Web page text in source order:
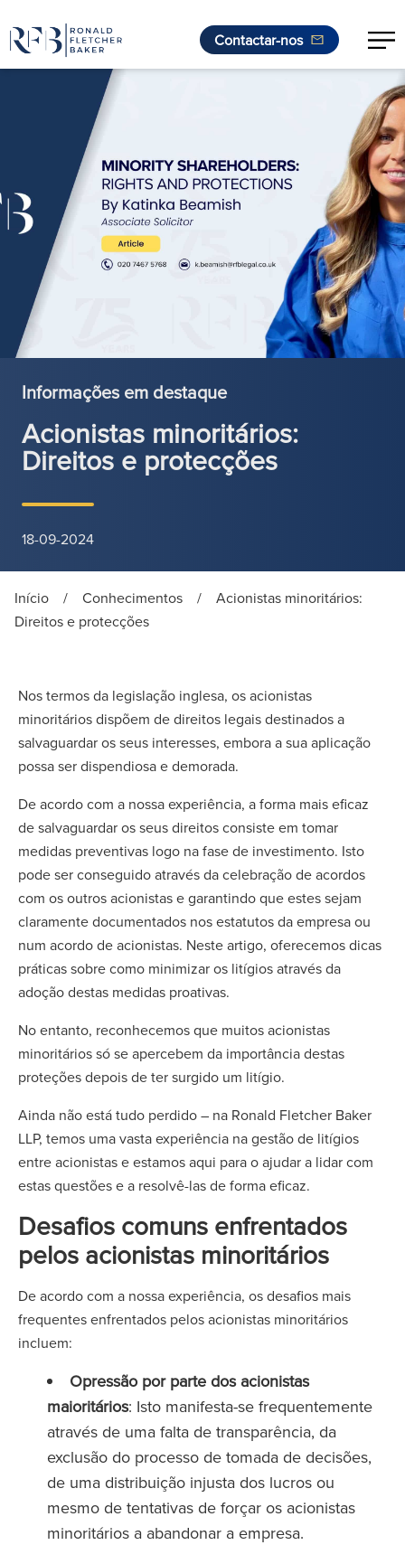
Saltar para o conteúdo
Contactar-nos
Informações em destaque
Acionistas minoritários:
Direitos e protecções
18-09-2024
Início / Conhecimentos /
Acionistas minoritários:
Direitos e protecções
Nos termos da legislação inglesa, os acionistas
minoritários dispõem de direitos legais destinados a
salvaguardar os seus interesses, embora a sua aplicação
possa ser dispendiosa e demorada.
De acordo com a nossa experiência, a forma mais eficaz
de salvaguardar os seus direitos consiste em tomar
medidas preventivas logo na fase de investimento. Isto
pode ser conseguido através da celebração de acordos
com os outros acionistas e garantindo que estes sejam
claramente documentados nos estatutos da empresa ou
num acordo de acionistas. Neste artigo, oferecemos dicas
práticas sobre como minimizar os litígios através da
adoção destas medidas proativas.
No entanto, reconhecemos que muitos acionistas
minoritários só se apercebem da importância destas
proteções depois de ter surgido um litígio.
Ainda não está tudo perdido – na Ronald Fletcher Baker
LLP, temos uma vasta experiência na gestão de litígios
entre acionistas e estamos aqui para o ajudar a lidar com
estas questões e a resolvê-las de forma eficaz.
Desafios comuns enfrentados
pelos acionistas minoritários
De acordo com a nossa experiência, os desafios mais
frequentes enfrentados pelos acionistas minoritários
incluem:
Opressão por parte dos acionistas
maioritários: Isto manifesta-se frequentemente
através de uma falta de transparência, da
exclusão do processo de tomada de decisões,
de uma distribuição injusta dos lucros ou
mesmo de tentativas de forçar os acionistas
minoritários a abandonar a empresa.